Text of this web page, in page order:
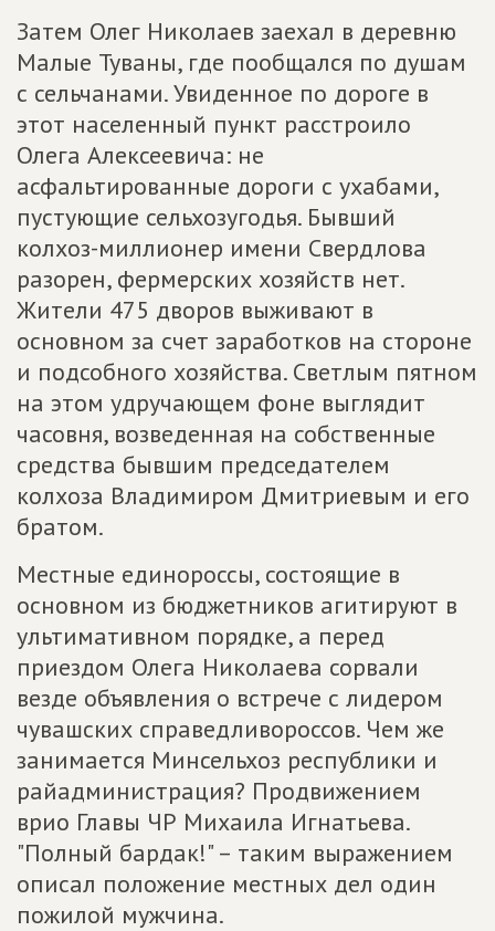
Затем Олег Николаев заехал в деревню
Малые Туваны, где пообщался по душам
с сельчанами. Увиденное по дороге в
этот населенный пункт расстроило
Олега Алексеевича: не
асфальтированные дороги с ухабами,
пустующие сельхозугодья. Бывший
колхоз-миллионер имени Свердлова
разорен, фермерских хозяйств нет.
Жители 475 дворов выживают в
основном за счет заработков на стороне
и подсобного хозяйства. Светлым пятном
на этом удручающем фоне выглядит
часовня, возведенная на собственные
средства бывшим председателем
колхоза Владимиром Дмитриевым и его
братом.
Местные единороссы, состоящие в
основном из бюджетников агитируют в
ультимативном порядке, а перед
приездом Олега Николаева сорвали
везде объявления о встрече с лидером
чувашских справедливороссов. Чем же
занимается Минсельхоз республики и
райадминистрация? Продвижением
врио Главы ЧР Михаила Игнатьева.
"Полный бардак!" – таким выражением
описал положение местных дел один
пожилой мужчина.